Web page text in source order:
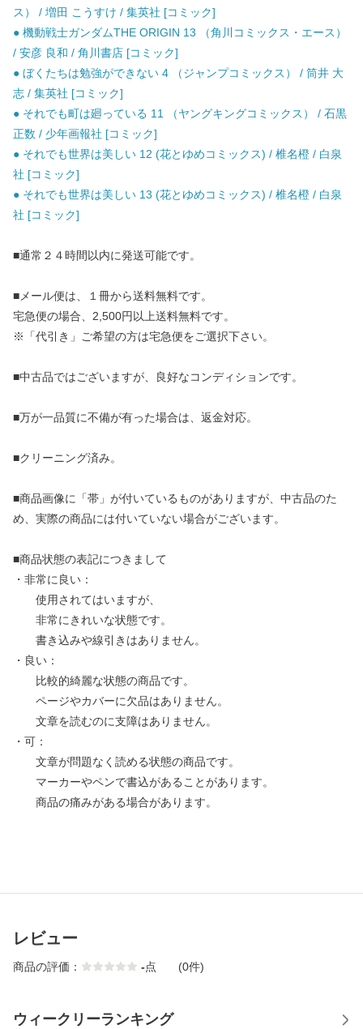
ス） / 増田 こうすけ / 集英社 [コミック]
● 機動戦士ガンダムTHE ORIGIN 13 （角川コミックス・エース）
/ 安彦 良和 / 角川書店 [コミック]
● ぼくたちは勉強ができない 4 （ジャンプコミックス） / 筒井 大
志 / 集英社 [コミック]
● それでも町は廻っている 11 （ヤングキングコミックス） / 石黒
正数 / 少年画報社 [コミック]
● それでも世界は美しい 12 (花とゆめコミックス) / 椎名橙 / 白泉
社 [コミック]
● それでも世界は美しい 13 (花とゆめコミックス) / 椎名橙 / 白泉
社 [コミック]
■通常２４時間以内に発送可能です。
■メール便は、１冊から送料無料です。
宅急便の場合、2,500円以上送料無料です。
※「代引き」ご希望の方は宅急便をご選択下さい。
■中古品ではございますが、良好なコンディションです。
■万が一品質に不備が有った場合は、返金対応。
■クリーニング済み。
■商品画像に「帯」が付いているものがありますが、中古品のた
め、実際の商品には付いていない場合がございます。
■商品状態の表記につきまして
・非常に良い：
使用されてはいますが、
非常にきれいな状態です。
書き込みや線引きはありません。
・良い：
比較的綺麗な状態の商品です。
ページやカバーに欠品はありません。
文章を読むのに支障はありません。
・可：
文章が問題なく読める状態の商品です。
マーカーやペンで書込があることがあります。
商品の痛みがある場合があります。
レビュー
商品の評価： -点 (0件)
ウィークリーランキング